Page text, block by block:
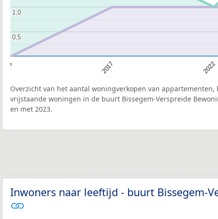
2017 2022
0,5
0,5
1,0
1,0
Overzicht van het aantal woningverkopen van appartementen,
vrijstaande woningen in de buurt Bissegem-Verspreide
en met 2023.
Inwoners naar leeftijd - buurt Bissegem-